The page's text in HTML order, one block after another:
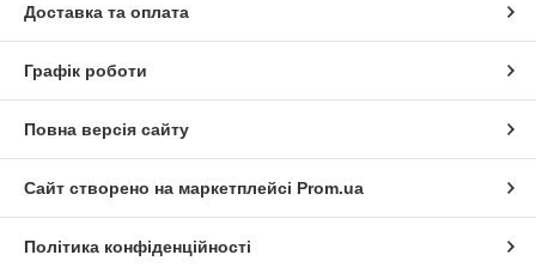
Доставка та оплата
Графік роботи
Повна версія сайту
Сайт створено на маркетплейсі Prom.ua
Політика конфіденційності